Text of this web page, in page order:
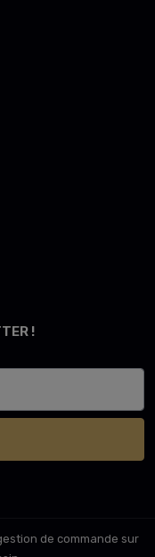
!
de commande sur